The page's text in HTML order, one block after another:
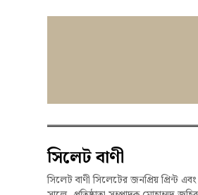
সিলেট বাণী
সিলেট বাণী সিলেটের জনপ্রিয় প্রিন্ট